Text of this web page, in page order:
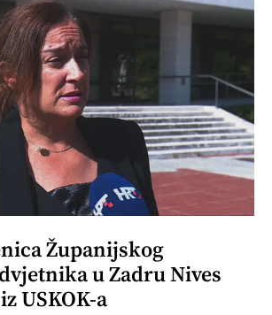
Županijskog
u Zadru Nives
USKOK-a